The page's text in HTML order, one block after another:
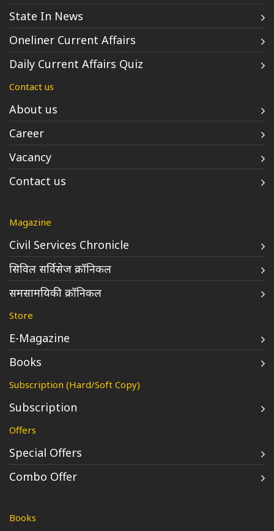
State In News
Oneliner Current Affairs
Daily Current Affairs Quiz
Contact us
About us
Career
Vacancy
Contact us
Magazine
Civil Services Chronicle
सिविल सर्विसेज क्रॉनिकल
समसामयिकी क्रॉनिकल
Store
E-Magazine
Books
Subscription (Hard/Soft Copy)
Subscription
Offers
Special Offers
Combo Offer
Books